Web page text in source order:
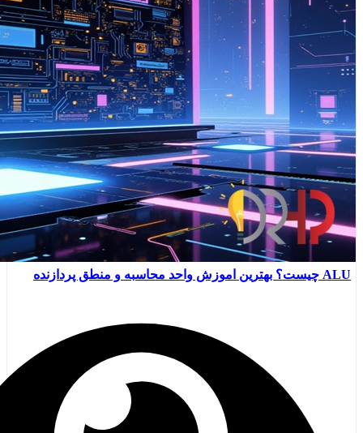
ALU چیست؟ بهترین اموزش واحد محاسبه و منطق پردازنده